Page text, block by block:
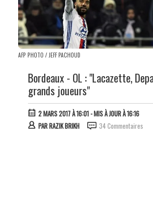
AFP PHOTO / JEFF PACHOUD
Bordeaux - OL : "Lacazette,
grands joueurs"
2 MARS 2017 À 16:01- MIS À JOUR À 16:16
PARRAZIK BRIKH 34 Commentaires